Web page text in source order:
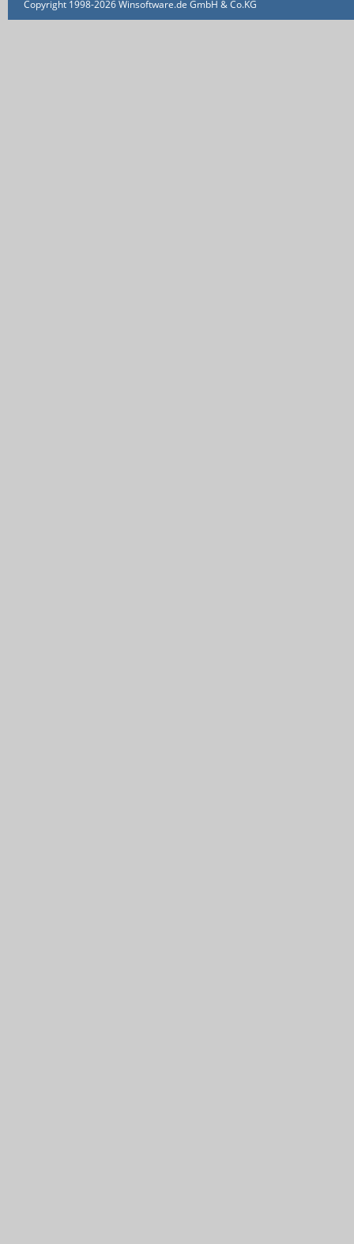
Copyright 1998-2026 Winsoftware.de GmbH & Co.KG